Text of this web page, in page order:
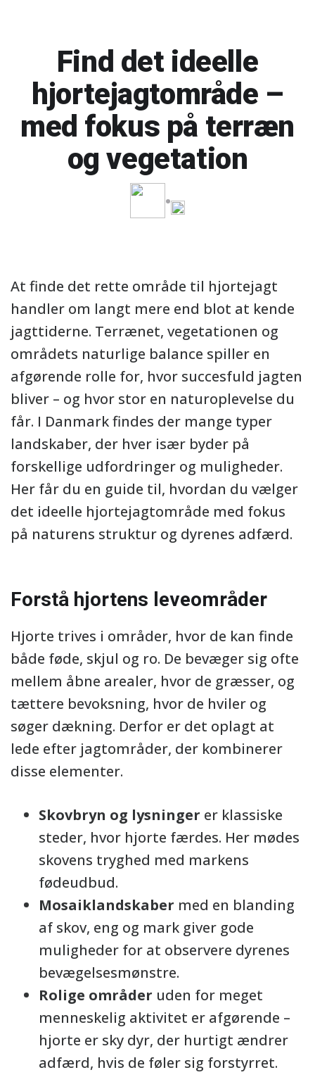
Find det ideelle
hjortejagtområde –
med fokus på terræn
og vegetation
At finde det rette område til hjortejagt
handler om langt mere end blot at kende
jagttiderne. Terrænet, vegetationen og
områdets naturlige balance spiller en
afgørende rolle for, hvor succesfuld jagten
bliver – og hvor stor en naturoplevelse du
får. I Danmark findes der mange typer
landskaber, der hver især byder på
forskellige udfordringer og muligheder.
Her får du en guide til, hvordan du vælger
det ideelle hjortejagtområde med fokus
på naturens struktur og dyrenes adfærd.
Forstå hjortens leveområder
Hjorte trives i områder, hvor de kan finde
både føde, skjul og ro. De bevæger sig ofte
mellem åbne arealer, hvor de græsser, og
tættere bevoksning, hvor de hviler og
søger dækning. Derfor er det oplagt at
lede efter jagtområder, der kombinerer
disse elementer.
Skovbryn og lysninger er klassiske
steder, hvor hjorte færdes. Her mødes
skovens tryghed med markens
fødeudbud.
Mosaiklandskaber med en blanding
af skov, eng og mark giver gode
muligheder for at observere dyrenes
bevægelsesmønstre.
Rolige områder uden for meget
menneskelig aktivitet er afgørende –
hjorte er sky dyr, der hurtigt ændrer
adfærd, hvis de føler sig forstyrret.